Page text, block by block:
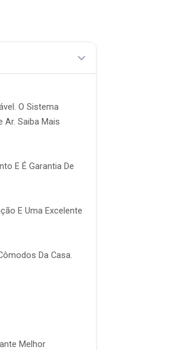
O Sistema
Ar. Saiba Mais
E É Garantia De
E Uma Excelente
Da Casa.
Melhor